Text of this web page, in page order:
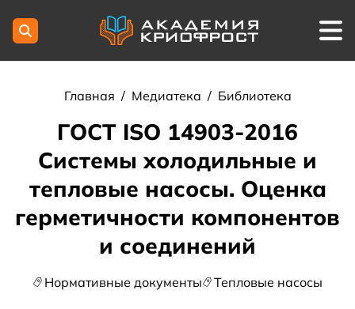
Главная / Медиатека / Библиотека
ГОСТ ISO 14903-2016
Системы холодильные и
тепловые насосы. Оценка
герметичности компонентов
и соединений
Нормативные документы Тепловые насосы